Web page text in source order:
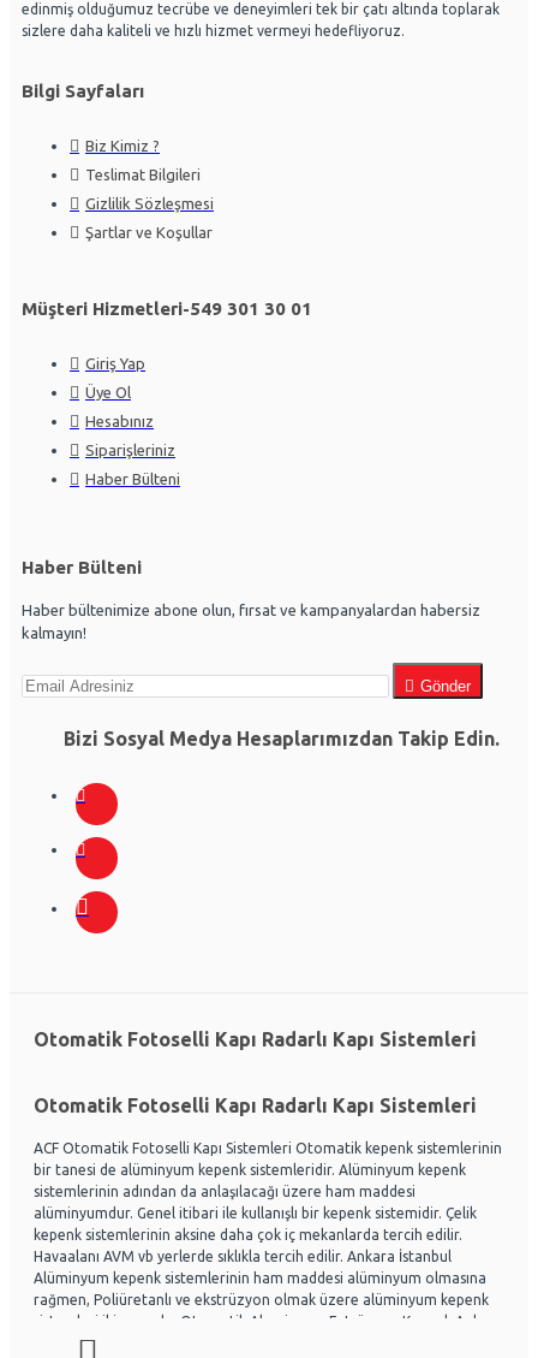
edinmiş olduğumuz tecrübe ve deneyimleri tek bir çatı altında toplarak
sizlere daha kaliteli ve hızlı hizmet vermeyi hedefliyoruz.
Bilgi Sayfaları
Biz Kimiz ?
Teslimat Bilgileri
Gizlilik Sözleşmesi
Şartlar ve Koşullar
Müşteri Hizmetleri-549 301 30 01
Giriş Yap
Üye Ol
Hesabınız
Siparişleriniz
Haber Bülteni
Haber Bülteni
Haber bültenimize abone olun, fırsat ve kampanyalardan habersiz
kalmayın!
Gönder
Bizi Sosyal Medya Hesaplarımızdan Takip Edin.
Otomatik Fotoselli Kapı Radarlı Kapı Sistemleri
Otomatik Fotoselli Kapı Radarlı Kapı Sistemleri
ACF Otomatik Fotoselli Kapı Sistemleri Otomatik kepenk sistemlerinin
bir tanesi de alüminyum kepenk sistemleridir. Alüminyum kepenk
sistemlerinin adından da anlaşılacağı üzere ham maddesi
alüminyumdur. Genel itibari ile kullanışlı bir kepenk sistemidir. Çelik
kepenk sistemlerinin aksine daha çok iç mekanlarda tercih edilir.
Havaalanı AVM vb yerlerde sıklıkla tercih edilir. Ankara İstanbul
Alüminyum kepenk sistemlerinin ham maddesi alüminyum olmasına
rağmen, Poliüretanlı ve ekstrüzyon olmak üzere alüminyum kepenk
sistemleri ikiye ayrılır. Otomatik Aluminyum Extrüzyon Kepenk Ankara
ve İstanbul başta olmak üzere Ülke genelinde hayli tercih